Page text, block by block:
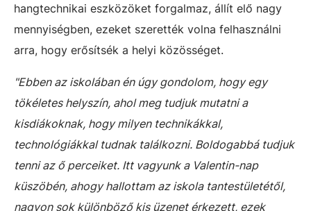
hangtechnikai eszközöket forgalmaz, állít elő nagy
mennyiségben, ezeket szerették volna felhasználni
arra, hogy erősítsék a helyi közösséget.
"Ebben az iskolában én úgy gondolom, hogy egy
tökéletes helyszín, ahol meg tudjuk mutatni a
kisdiákoknak, hogy milyen technikákkal,
technológiákkal tudnak találkozni. Boldogabbá tudjuk
tenni az ő perceiket. Itt vagyunk a Valentin-nap
küszöbén, ahogy hallottam az iskola tantestületétől,
nagyon sok különböző kis üzenet érkezett, ezek